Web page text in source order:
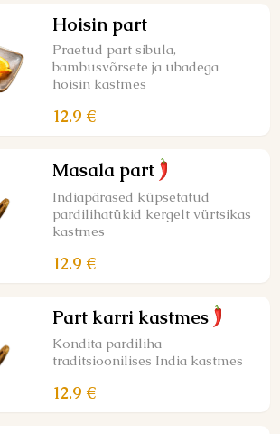
Hoisin part
Praetud part sibula,
bambusvõrsete ja ubadega
hoisin kastmes
12.9 €
Masala part
Indiapärased küpsetatud
pardilihatükid kergelt vürtsikas
kastmes
12.9 €
Part karri kastmes
Kondita pardiliha
traditsioonilises India kastmes
12.9 €